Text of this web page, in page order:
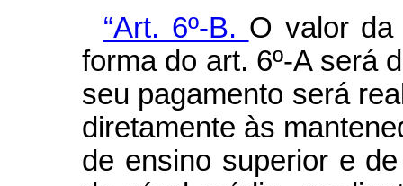
“Art. 6º-B. O valor da
forma do art. 6º-A será
seu pagamento será
diretamente às
de ensino superior e